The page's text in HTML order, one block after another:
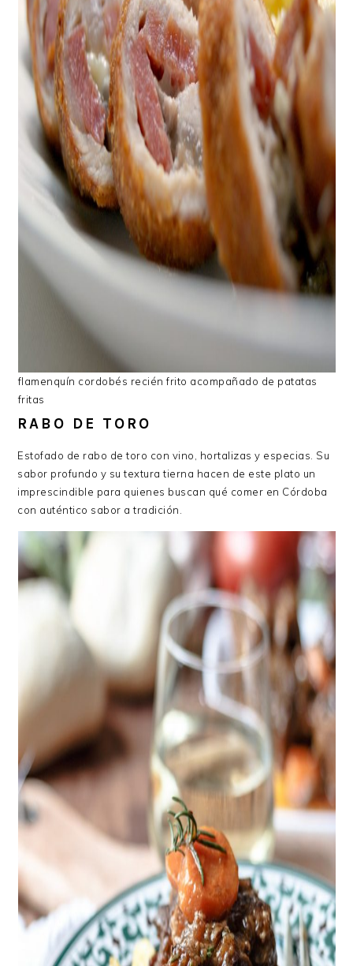
flamenquín cordobés recién frito acompañado de patatas
fritas
RABO DE TORO
Estofado de rabo de toro con vino, hortalizas y especias. Su
sabor profundo y su textura tierna hacen de este plato un
imprescindible para quienes buscan qué comer en Córdoba
con auténtico sabor a tradición.